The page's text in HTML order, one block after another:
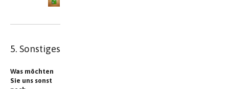
5. Sonstiges
Was möchten
Sie uns sonst